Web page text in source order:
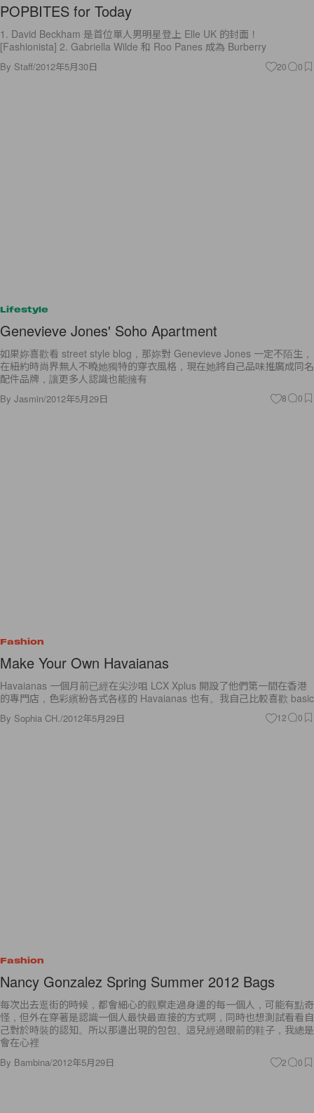
POPBITES for Today
1. David Beckham 是首位單人男明星登上 Elle UK 的封面！
[Fashionista] 2. Gabriella Wilde 和 Roo Panes 成為 Burberry
By Staff/2012年5月30日 20 0
Lifestyle
Genevieve Jones' Soho Apartment
如果妳喜歡看 street style blog，那妳對 Genevieve Jones 一定不陌生，
在紐約時尚界無人不曉她獨特的穿衣風格，現在她將自己品味推廣成同名
配件品牌，讓更多人認識也能擁有
By Jasmin/2012年5月29日 8 0
Fashion
Make Your Own Havaianas
Havaianas 一個月前已經在尖沙咀 LCX Xplus 開設了他們第一間在香港
的專門店，色彩繽紛各式各樣的 Havaianas 也有。我自己比較喜歡 basic
By Sophia CH. /2012年5月29日 12 0
Fashion
Nancy Gonzalez Spring Summer 2012 Bags
每次出去逛街的時候，都會細心的觀察走過身邊的每一個人，可能有點奇
怪，但外在穿著是認識一個人最快最直接的方式啊，同時也想測試看看自
己對於時裝的認知。所以那邊出現的包包、這兒經過眼前的鞋子，我總是
會在心裡
By Bambina/2012年5月29日 2 0